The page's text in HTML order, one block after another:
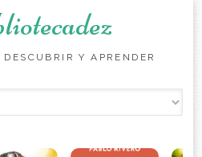
Y APRENDER